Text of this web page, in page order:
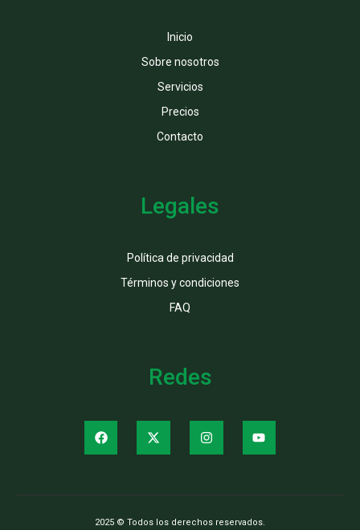
Inicio
Sobre nosotros
Servicios
Precios
Contacto
Legales
Política de privacidad
Términos y condiciones
FAQ
Redes
2025 © Todos los derechos reservados.